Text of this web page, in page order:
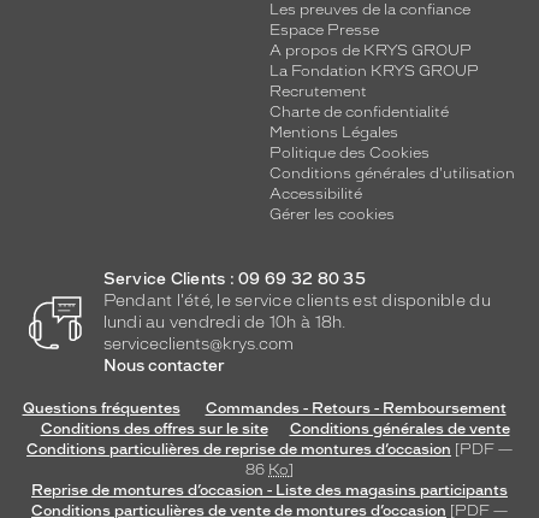
Les preuves de la confiance
Espace Presse
A propos de KRYS GROUP
La Fondation KRYS GROUP
Recrutement
Charte de confidentialité
Mentions Légales
Politique des Cookies
Conditions générales d'utilisation
Accessibilité
Gérer les cookies
Service Clients : 09 69 32 80 35
Pendant l'été, le service clients est disponible du
lundi au vendredi de 10h à 18h.
serviceclients@krys.com
Nous contacter
Questions fréquentes
Commandes - Retours - Remboursement
Conditions des offres sur le site
Conditions générales de vente
Conditions particulières de reprise de montures d’occasion [PDF —
86 Ko]
Reprise de montures d’occasion - Liste des magasins participants
Conditions particulières de vente de montures d’occasion [PDF —